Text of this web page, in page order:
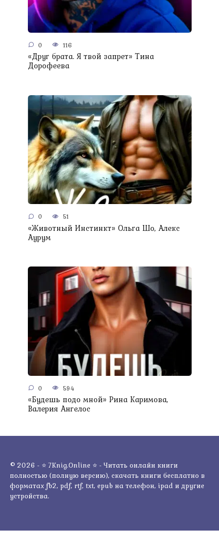
0 116
«Друг брата. Я твой запрет» Тина
Дорофеева
0 51
«Животный Инстинкт» Ольга Шо, Алекс
Аурум
0 594
«Будешь подо мной» Рина Каримова,
Валерия Ангелос
© 2026 - ⭐ 7Knig.Online ⭐ - Читать онлайн книги
полностью (полную версию), скачать книги бесплатно в
форматах fb2, pdf, rtf, txt, epub на телефон, ipad и другие
устройства.